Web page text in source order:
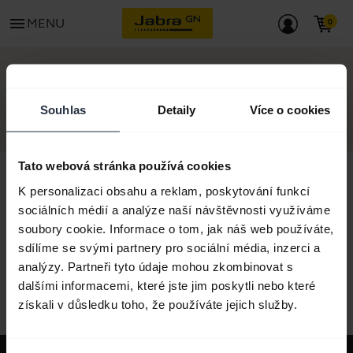
Souhlas Detaily Více o cookies
Tato webová stránka používá cookies
K personalizaci obsahu a reklam, poskytování funkcí
sociálních médií a analýze naší návštěvnosti využíváme
soubory cookie. Informace o tom, jak náš web používáte,
sdílíme se svými partnery pro sociální média, inzerci a
analýzy. Partneři tyto údaje mohou zkombinovat s
dalšími informacemi, které jste jim poskytli nebo které
získali v důsledku toho, že používáte jejich služby.
menu MENU
Veškerý obsah podpory
Další zdroje pro začátek